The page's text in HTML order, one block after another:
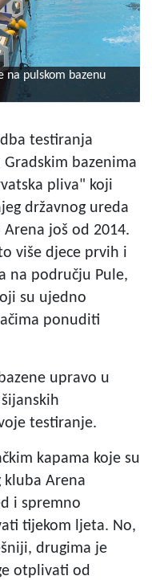
na pulskom bazenu
testiranja
bazenima
pliva" koji
državnog ureda
još od 2014.
više djece prvih i
na području Pule,
su ujedno
ponuditi
upravo u
testiranje.
kapama koje su
Arena
i spremno
tijekom ljeta. No,
drugima je
otplivati od